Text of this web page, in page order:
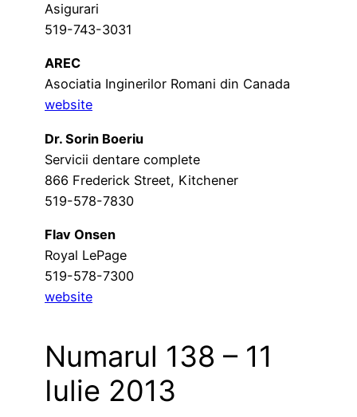
Asigurari
519-743-3031
AREC
Asociatia Inginerilor Romani din Canada
website
Dr. Sorin Boeriu
Servicii dentare complete
866 Frederick Street, Kitchener
519-578-7830
Flav Onsen
Royal LePage
519-578-7300
website
Numarul 138 – 11
Iulie 2013